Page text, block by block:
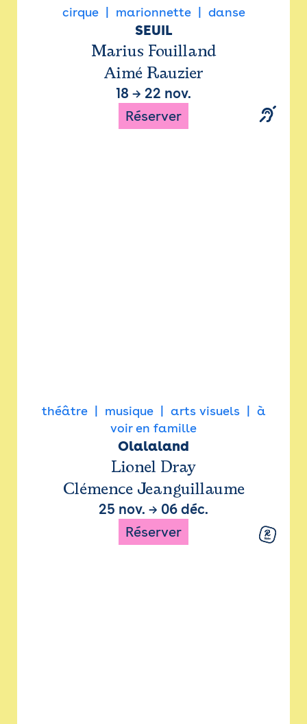
cirque marionnette danse
SEUIL
Marius Fouilland
Aimé Rauzier
18 → 22 nov.
Réserver
théâtre musique arts visuels
à
voir en famille
Olalaland
Lionel Dray
Clémence Jeanguillaume
25 nov. → 06 déc.
Réserver